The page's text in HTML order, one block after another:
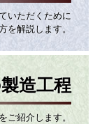
いただくために
を解説します。
造工程
ご紹介します。